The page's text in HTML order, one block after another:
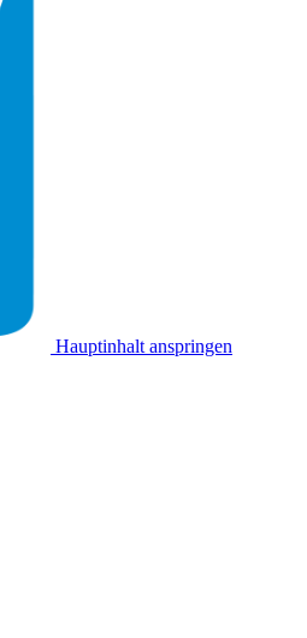
Hauptinhalt anspringen